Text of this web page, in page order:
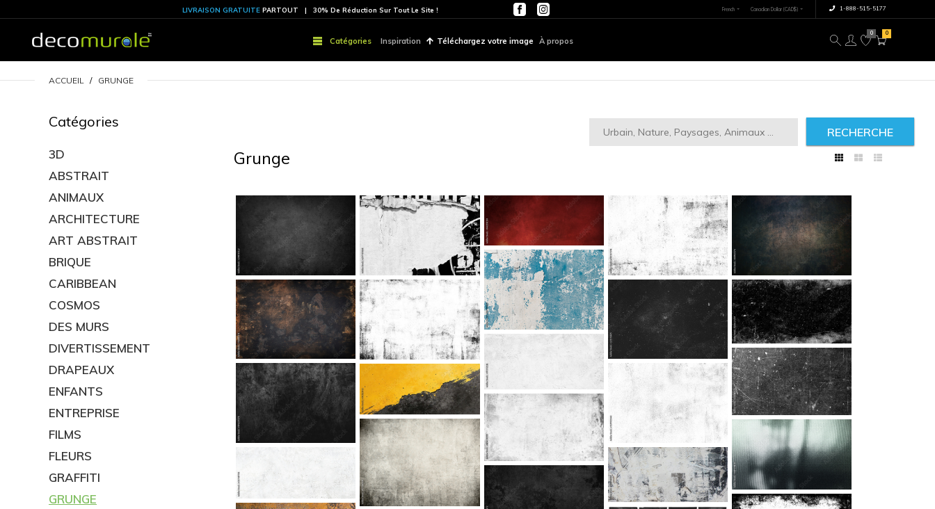
LIVRAISON GRATUITE PARTOUT | 30% De Réduction Sur Tout Le Site !
×
ACCUEIL GRUNGE
Catégories
3D
ABSTRAIT
ANIMAUX
ARCHITECTURE
ART ABSTRAIT
BRIQUE
CARIBBEAN
COSMOS
DES MURS
DIVERTISSEMENT
DRAPEAUX
ENFANTS
ENTREPRISE
FILMS
FLEURS
GRAFFITI
GRUNGE
RECHERCHE
Grunge